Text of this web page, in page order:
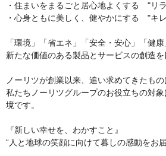
・住まいをまるごと居心地よくする "リ
・心身ともに美しく、健やかにする "キ
「環境」「省エネ」「安全・安心」「健康
新たな価値のある製品とサービスの創造を
ノーリツが創業以来、追い求めてきたもの
私たちノーリツグループのお役立ちの対
境です。
『新しい幸せを、わかすこと』
“人と地球の笑顔に向けて暮しの感動をお